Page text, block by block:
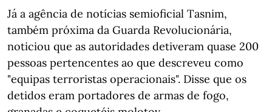
Já a agência de notícias semioficial Tasnim,
também próxima da Guarda Revolucionária,
noticiou que as autoridades detiveram quase 200
pessoas pertencentes ao que descreveu como
"equipas terroristas operacionais". Disse que os
detidos eram portadores de armas de fogo,